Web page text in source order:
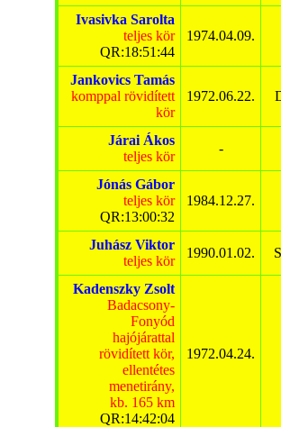
Ivasivka Sarolta
teljes kör
QR:18:51:44
1974.04.09.
Jankovics Tamás
komppal rövidített
kör
1972.06.22.
Járai Ákos
teljes kör
-
Jónás Gábor
teljes kör
QR:13:00:32
1984.12.27.
Juhász Viktor
teljes kör
1990.01.02.
Kadenszky Zsolt
Badacsony-
Fonyód
hajójárattal
rövidített kör,
ellentétes
menetirány,
kb. 165 km
QR:14:42:04
1972.04.24.